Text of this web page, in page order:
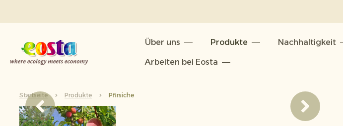
Über uns Produkte Nachhaltigkeit
Arbeiten bei Eosta
Über uns
Produkte
Neuigkeiten & Veröffentlichungen
Startseite Produkte Pfirsiche